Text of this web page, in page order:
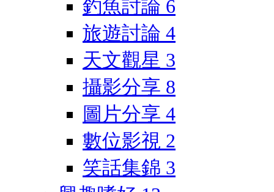
釣魚討論 6
旅遊討論 4
天文觀星 3
攝影分享 8
圖片分享 4
數位影視 2
笑話集錦 3